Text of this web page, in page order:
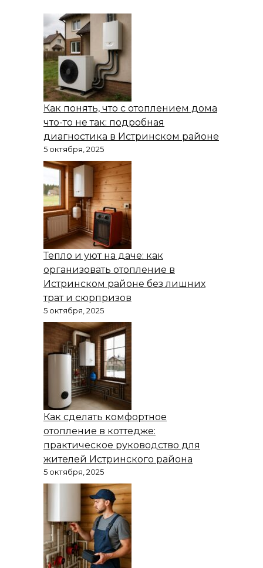
Как понять, что с отоплением дома
что-то не так: подробная
диагностика в Истринском районе
5 октября, 2025
Тепло и уют на даче: как
организовать отопление в
Истринском районе без лишних
трат и сюрпризов
5 октября, 2025
Как сделать комфортное
отопление в коттедже:
практическое руководство для
жителей Истринского района
5 октября, 2025